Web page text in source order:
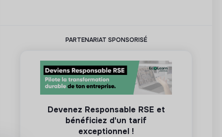
PARTENARIAT SPONSORISÉ
Devenez Responsable RSE et
bénéficiez d'un tarif
exceptionnel !